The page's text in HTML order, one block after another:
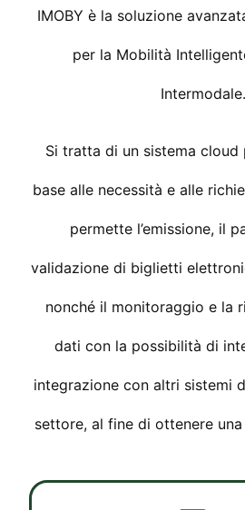
IMOBY è la soluzione
per la Mobilità
Intermodale.
Si tratta di un sistema cloud
base alle necessità e alle
permette l’emissione, il
validazione di biglietti
nonché il monitoraggio e la
dati con la possibilità di
integrazione con altri sistemi
settore, al fine di ottenere